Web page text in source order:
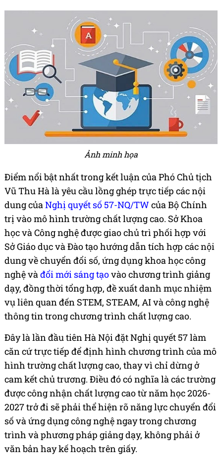
Ảnh minh họa
Điểm nổi bật nhất trong kết luận của Phó Chủ tịch
Vũ Thu Hà là yêu cầu lồng ghép trực tiếp các nội
dung củaNghị quyết số 57-NQ/TW của Bộ Chính
trị vào mô hình trường chất lượng cao. Sở Khoa
học và Công nghệ được giao chủ trì phối hợp với
Sở Giáo dục và Đào tạo hướng dẫn tích hợp các nội
dung về chuyển đổi số, ứng dụng khoa học công
nghệ vàđổi mới sáng tạovào chương trình giảng
dạy, đồng thời tổng hợp, đề xuất danh mục nhiệm
vụ liên quan đến STEM, STEAM, AI và công nghệ
thông tin trong chương trình chất lượng cao.
Đây là lần đầu tiên Hà Nội đặt Nghị quyết 57 làm
căn cứ trực tiếp để định hình chương trình của mô
hình trường chất lượng cao, thay vì chỉ dừng ở
cam kết chủ trương. Điều đó có nghĩa là các trường
được công nhận chất lượng cao từ năm học 2026-
2027 trở đi sẽ phải thể hiện rõ năng lực chuyển đổi
số và ứng dụng công nghệ ngay trong chương
trình và phương pháp giảng dạy, không phải ở
văn bản hay kế hoạch trên giấy.